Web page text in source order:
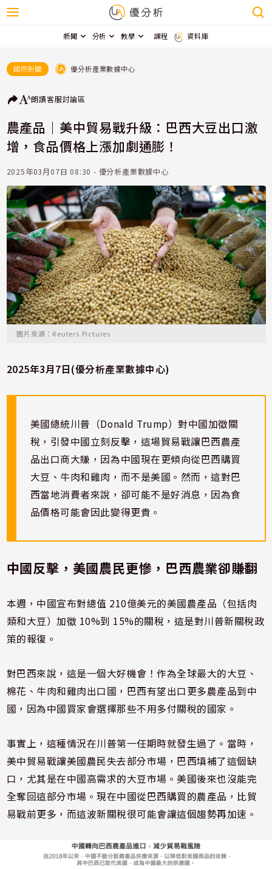
新聞 分析 教學 課程 資料庫
國際新聞 優分析產業數據中心
朗讀客服討論區
農產品｜美中貿易戰升級：巴西大豆出口激
增，食品價格上漲加劇通膨！
2025年03月07日 08:30 - 優分析產業數據中心
圖片來源：Reuters Pictures
2025年3月7日(優分析產業數據中心)
美國總統川普（Donald Trump）對中國加徵關
稅，引發中國立刻反擊，這場貿易戰讓巴西農產
品出口商大賺，因為中國現在更傾向從巴西購買
大豆、牛肉和雞肉，而不是美國。然而，這對巴
西當地消費者來說，卻可能不是好消息，因為食
品價格可能會因此變得更貴。
中國反擊，美國農民更慘，巴西農業卻賺翻
本週，中國宣布對總值 210億美元的美國農產品（包括肉
類和大豆）加徵 10%到 15%的關稅，這是對川普新關稅政
策的報復。
對巴西來說，這是一個大好機會！作為全球最大的大豆、
棉花、牛肉和雞肉出口國，巴西有望出口更多農產品到中
國，因為中國買家會選擇那些不用多付關稅的國家。
事實上，這種情況在川普第一任期時就發生過了。當時，
美中貿易戰讓美國農民失去部分市場，巴西填補了這個缺
口，尤其是在中國高需求的大豆市場。美國後來也沒能完
全奪回這部分市場。現在中國從巴西購買的農產品，比貿
易戰前更多，而這波新關稅很可能會讓這個趨勢再加速。